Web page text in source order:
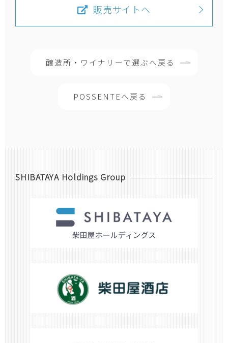
販売サイトへ
醸造所・ワイナリーで選ぶへ戻る
POSSENTEへ戻る
SHIBATAYA Holdings Group